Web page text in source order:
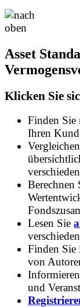
Asset
Klicken Sie
Finden Sie
Ihren
Berechnen
Lesen Sie
Finden Sie
von
und